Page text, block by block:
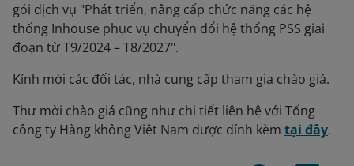
gói dịch vụ "Phát triển, nâng cấp chức năng các hệ
thống Inhouse phục vụ chuyển đổi hệ thống PSS giai
đoạn từ T9/2024 – T8/2027".
Kính mời các đối tác, nhà cung cấp tham gia chào giá.
Thư mời chào giá cũng như chi tiết liên hệ với Tổng
công ty Hàng không Việt Nam được đính kèm tại đây.